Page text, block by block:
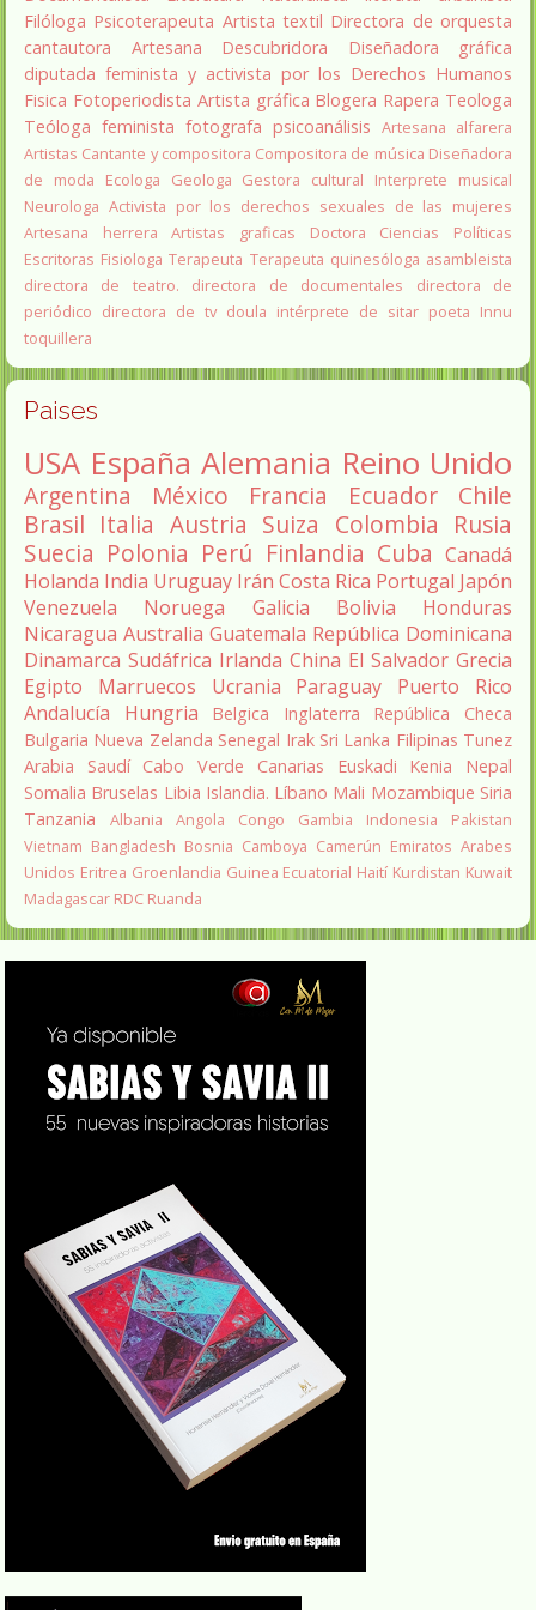
Filóloga Psicoterapeuta Artista textil Directora de orquesta
cantautora
Artesana Descubridora
Diseñadora gráfica
diputada feminista y activista por los Derechos Humanos
Fisica Fotoperiodista Artista gráfica Blogera Rapera Teologa
Teóloga feminista fotografa psicoanálisis Artesana alfarera
Artistas Cantante y compositora Compositora de música Diseñadora
de moda
Ecologa Geologa Gestora cultural
Interprete musical
Neurologa Activista por los derechos sexuales de las mujeres
Artesana herrera
Artistas graficas
Doctora Ciencias Políticas
Escritoras Fisiologa Terapeuta Terapeuta quinesóloga asambleista
directora de teatro.
directora de documentales
directora de
periódico directora de tv doula intérprete de sitar poeta Innu
toquillera
Paises
USA España Alemania Reino Unido
Argentina México Francia Ecuador
Chile
Brasil Italia Austria Suiza Colombia Rusia
Suecia Polonia Perú Finlandia Cuba Canadá
Holanda India Uruguay Irán Costa Rica Portugal Japón
Venezuela
Noruega Galicia Bolivia
Honduras
Nicaragua Australia Guatemala República Dominicana
Dinamarca Sudáfrica Irlanda China El Salvador Grecia
Egipto
Marruecos Ucrania Paraguay
Puerto Rico
Andalucía
Hungria Belgica Inglaterra
República Checa
Bulgaria Nueva Zelanda Senegal Irak Sri Lanka Filipinas Tunez
Arabia Saudí Cabo Verde Canarias Euskadi Kenia
Nepal
Somalia Bruselas Libia Islandia. Líbano Mali Mozambique Siria
Tanzania
Albania Angola Congo Gambia Indonesia
Pakistan
Vietnam Bangladesh Bosnia Camboya Camerún Emiratos Arabes
Unidos Eritrea Groenlandia Guinea Ecuatorial Haití Kurdistan Kuwait
Madagascar RDC Ruanda